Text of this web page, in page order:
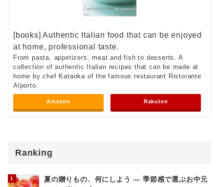
[books] Authentic Italian food that can be enjoyed
at home, professional taste.
From pasta, appetizers, meat and fish to desserts. A
collection of authentic Italian recipes that can be made at
home by chef Kataoka of the famous restaurant Ristorante
Alporto.
Amazon Rakuten
Ranking
夏の贈りもの、何にしよう ― 季節感で選ぶお中元